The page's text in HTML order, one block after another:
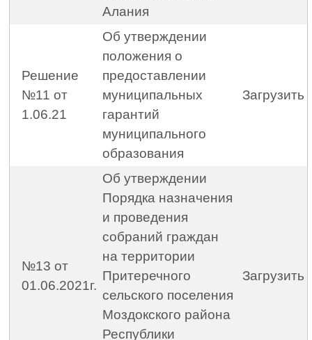
Алания
Решение
№11 от
1.06.21
Об утверждении
положения о
предоставлении
муниципальных
гарантий
муниципального
образования
Загрузить
№13 от
01.06.2021г.
Об утверждении
Порядка назначения
и проведения
собраний граждан
на территории
Притеречного
сельского поселения
Моздокского района
Республики
Загрузить